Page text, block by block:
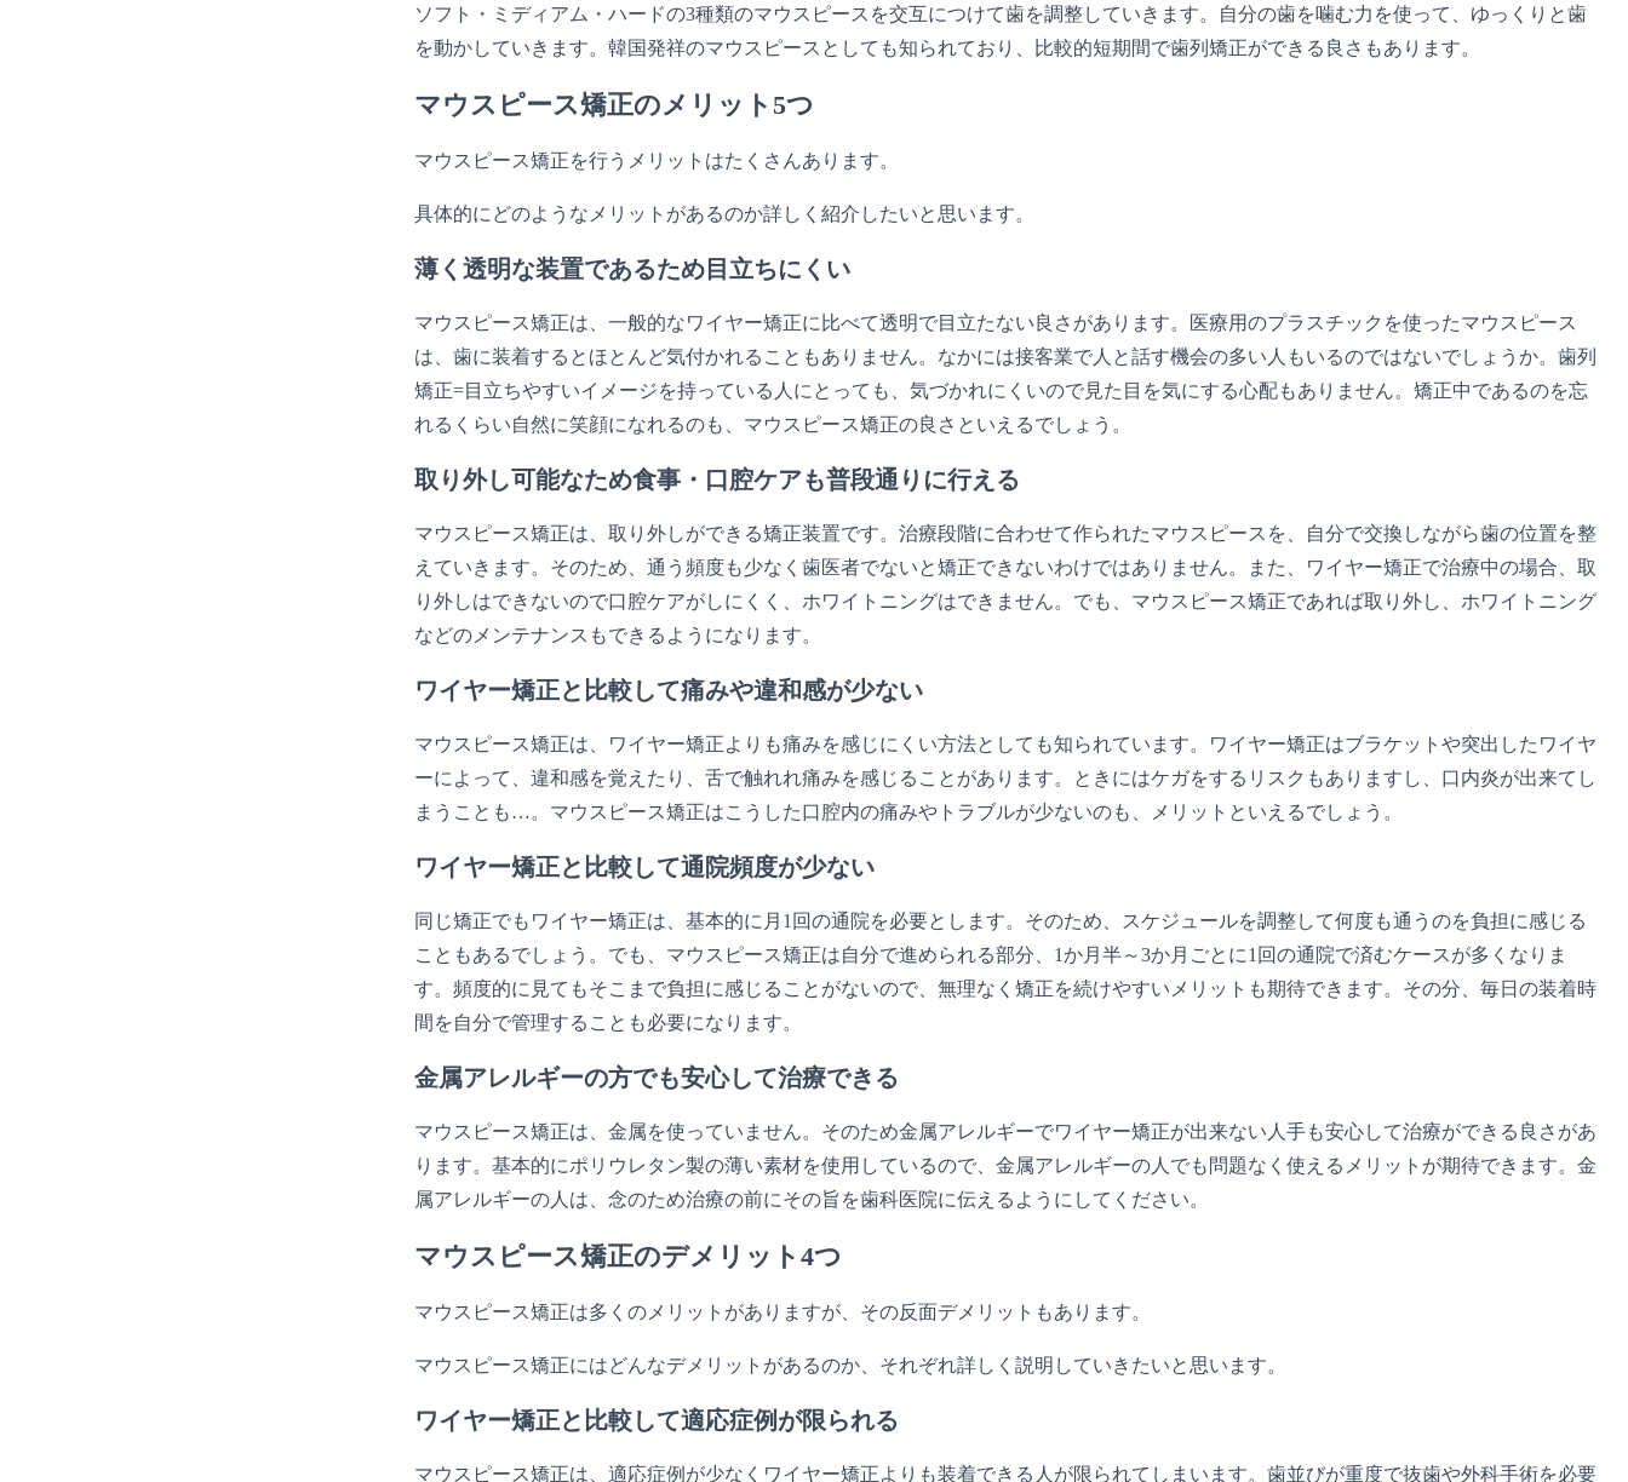
ソフト・ミディアム・ハードの3種類のマウスピースを交互につけて歯を調整していきます。自分の歯を噛む力を使って、ゆっくりと歯
を動かしていきます。韓国発祥のマウスピースとしても知られており、比較的短期間で歯列矯正ができる良さもあります。
マウスピース矯正のメリット5つ
マウスピース矯正を行うメリットはたくさんあります。
具体的にどのようなメリットがあるのか詳しく紹介したいと思います。
薄く透明な装置であるため目立ちにくい
マウスピース矯正は、一般的なワイヤー矯正に比べて透明で目立たない良さがあります。医療用のプラスチックを使ったマウスピース
は、歯に装着するとほとんど気付かれることもありません。なかには接客業で人と話す機会の多い人もいるのではないでしょうか。歯列
矯正=目立ちやすいイメージを持っている人にとっても、気づかれにくいので見た目を気にする心配もありません。矯正中であるのを忘
れるくらい自然に笑顔になれるのも、マウスピース矯正の良さといえるでしょう。
取り外し可能なため食事・口腔ケアも普段通りに行える
マウスピース矯正は、取り外しができる矯正装置です。治療段階に合わせて作られたマウスピースを、自分で交換しながら歯の位置を整
えていきます。そのため、通う頻度も少なく歯医者でないと矯正できないわけではありません。また、ワイヤー矯正で治療中の場合、取
り外しはできないので口腔ケアがしにくく、ホワイトニングはできません。でも、マウスピース矯正であれば取り外し、ホワイトニング
などのメンテナンスもできるようになります。
ワイヤー矯正と比較して痛みや違和感が少ない
マウスピース矯正は、ワイヤー矯正よりも痛みを感じにくい方法としても知られています。ワイヤー矯正はブラケットや突出したワイヤ
ーによって、違和感を覚えたり、舌で触れれ痛みを感じることがあります。ときにはケガをするリスクもありますし、口内炎が出来てし
まうことも…。マウスピース矯正はこうした口腔内の痛みやトラブルが少ないのも、メリットといえるでしょう。
ワイヤー矯正と比較して通院頻度が少ない
同じ矯正でもワイヤー矯正は、基本的に月1回の通院を必要とします。そのため、スケジュールを調整して何度も通うのを負担に感じる
こともあるでしょう。でも、マウスピース矯正は自分で進められる部分、1か月半～3か月ごとに1回の通院で済むケースが多くなりま
す。頻度的に見てもそこまで負担に感じることがないので、無理なく矯正を続けやすいメリットも期待できます。その分、毎日の装着時
間を自分で管理することも必要になります。
金属アレルギーの方でも安心して治療できる
マウスピース矯正は、金属を使っていません。そのため金属アレルギーでワイヤー矯正が出来ない人手も安心して治療ができる良さがあ
ります。基本的にポリウレタン製の薄い素材を使用しているので、金属アレルギーの人でも問題なく使えるメリットが期待できます。金
属アレルギーの人は、念のため治療の前にその旨を歯科医院に伝えるようにしてください。
マウスピース矯正のデメリット4つ
マウスピース矯正は多くのメリットがありますが、その反面デメリットもあります。
マウスピース矯正にはどんなデメリットがあるのか、それぞれ詳しく説明していきたいと思います。
ワイヤー矯正と比較して適応症例が限られる
マウスピース矯正は、適応症例が少なくワイヤー矯正よりも装着できる人が限られてしまいます。歯並びが重度で抜歯や外科手術を必要